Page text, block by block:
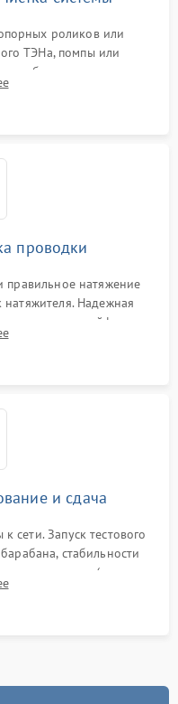
роликов или
ТЭНа, помпы или
глубокая очистка
и воздуховодов от
проводки
правильное натяжение
Надежная
клемм и шлейфов к
панелей, люка и
и сдача
Запуск тестового
стабильности
насоса (откачка
скрипов, стуков или